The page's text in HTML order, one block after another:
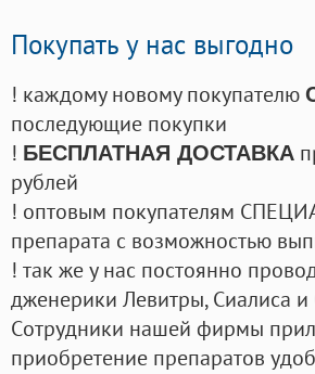
Покупать у нас выгодно
! каждому новому покупателю
последующие покупки
! БЕСПЛАТНАЯ ДОСТАВКА
рублей
! оптовым покупателям
препарата с возможностью
! так же у нас постоянно
дженерики Левитры, Сиалиса
Cотрудники нашей фирмы
приобретение препаратов